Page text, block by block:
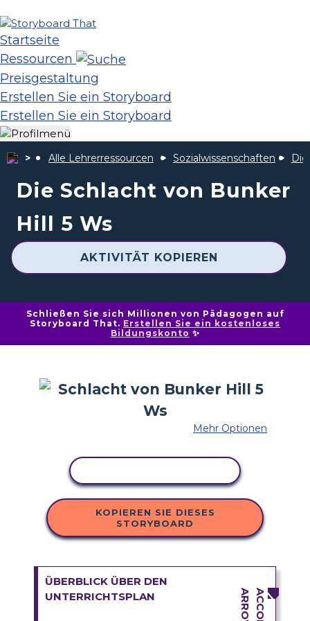
Startseite
Ressourcen
Preisgestaltung
Erstellen Sie ein Storyboard
Erstellen Sie ein Storyboard
Alle Lehrerressourcen Sozialwissenschaften
Die Schlacht von Bunker
Hill 5 Ws
AKTIVITÄT KOPIEREN
Schließen Sie sich Millionen von Pädagogen auf
Storyboard That. Erstellen Sie ein kostenloses
Bildungskonto ✨
Mehr Optionen
KOPIEREN SIE DIESES
STORYBOARD
ÜBERBLICK ÜBER DEN
UNTERRICHTSPLAN